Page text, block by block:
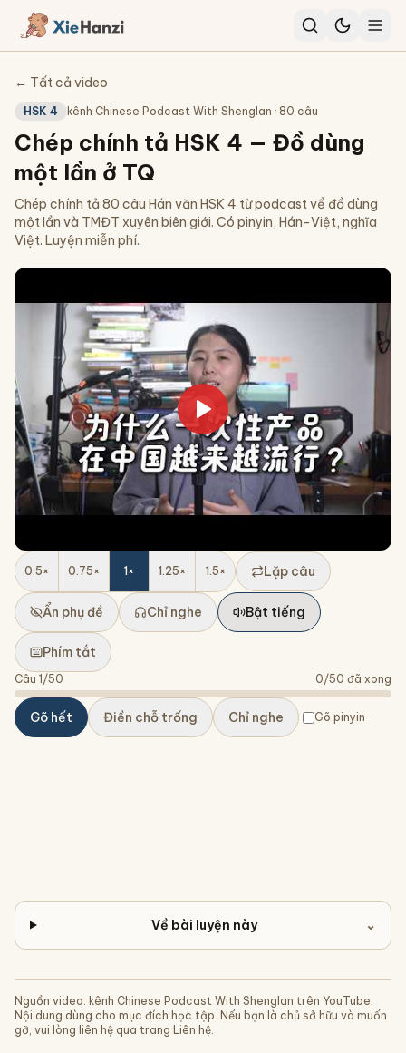
← Tất cả video
HSK 4 kênh Chinese Podcast With Shenglan · 80 câu
Chép chính tả HSK 4 — Đồ dùng
một lần ở TQ
Chép chính tả 80 câu Hán văn HSK 4 từ podcast về đồ dùng
một lần và TMĐT xuyên biên giới. Có pinyin, Hán-Việt, nghĩa
Việt. Luyện miễn phí.
0.5× 0.75× 1 × 1.25× 1.5× Lặp câu
Ẩn phụ đề Chỉ nghe Bật tiếng
Phím tắt
Câu 1 /50 0/50 đã xong
Gõ hết Điền chỗ trống Chỉ nghe Gõ pinyin
Về bài luyện này ⌄
Nguồn video: kênh Chinese Podcast With Shenglan trên YouTube.
Nội dung dùng cho mục đích học tập. Nếu bạn là chủ sở hữu và muốn
gỡ, vui lòng liên hệ qua trang Liên hệ.